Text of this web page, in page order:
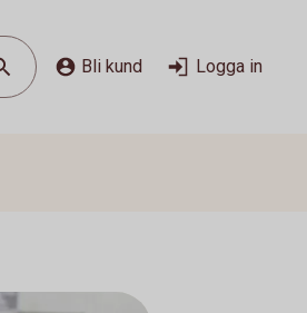
Bli kund Logga in